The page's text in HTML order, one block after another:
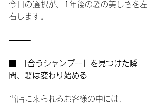
今日の選択が、1年後の髪の美しさを左
右します。
⸻
■ 「合うシャンプー」を見つけた瞬
間、髪は変わり始める
当店に来られるお客様の中には、